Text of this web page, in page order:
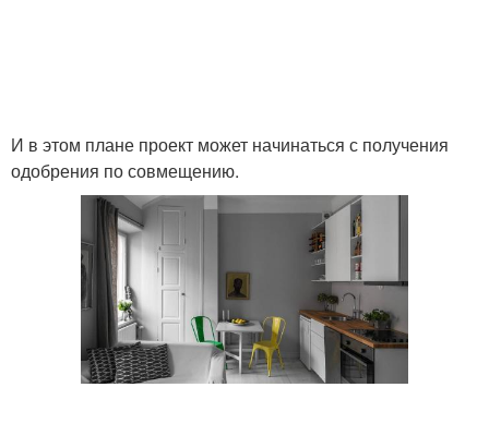
И в этом плане проект может начинаться с получения
одобрения по совмещению.